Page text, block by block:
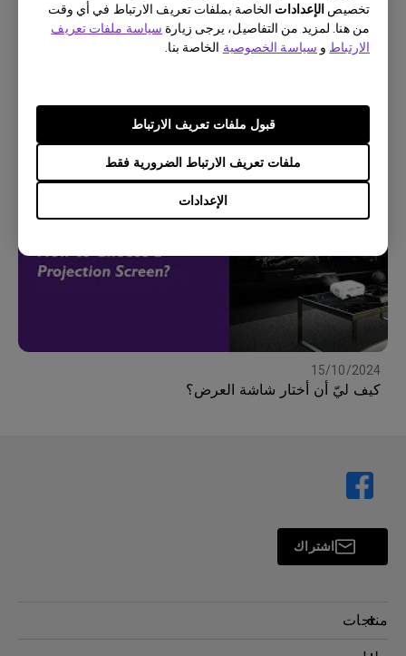
تخصيص الإعدادات الخاصة بملفات تعريف الارتباط في أي وقت
من هنا. لمزيد من التفاصيل، يرجى زيارة سياسة ملفات تعريف
الارتباط و سياسة الخصوصية الخاصة بنا.
الإعدادات
ملفات تعريف الارتباط الضرورية فقط
قبول ملفات تعريف الارتباط
7/9/2023
يتم أحيانًا إنهاء التطبيقات بشكل غير متوقع على جهاز
Android TV الخاص بي ويتعطل النظام على الشاشة
15/10/2024
كيف ليّ أن أختار شاشة العرض؟
اشتراك
منتجات
بروجكتر